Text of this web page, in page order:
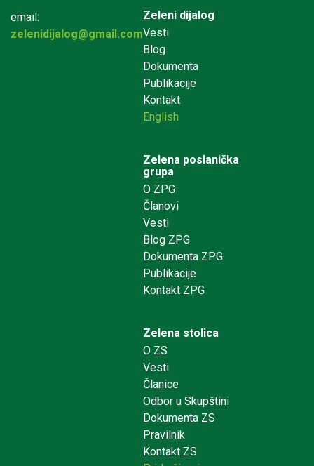
email:
zelenidijalog@gmail.com
Zeleni dijalog
Vesti
Blog
Dokumenta
Publikacije
Kontakt
English
Zelena poslanička
grupa
O ZPG
Članovi
Vesti
Blog ZPG
Dokumenta ZPG
Publikacije
Kontakt ZPG
Zelena stolica
O ZS
Vesti
Članice
Odbor u Skupštini
Dokumenta ZS
Pravilnik
Kontakt ZS